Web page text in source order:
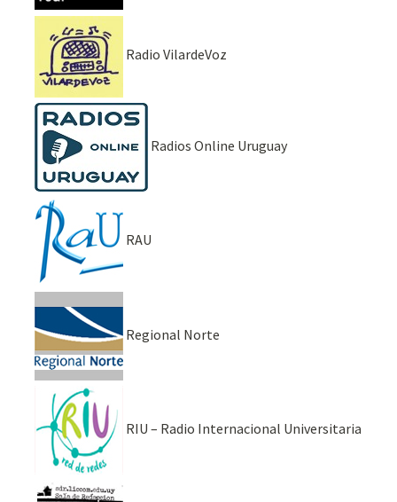
Radio VilardeVoz
Radios Online Uruguay
RAU
Regional Norte
RIU – Radio Internacional Universitaria